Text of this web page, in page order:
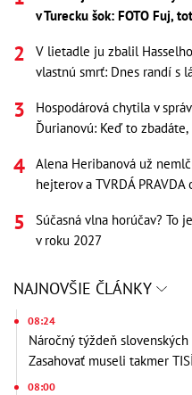
v Turecku šok: FOTO Fuj,
V lietadle ju zbalil
vlastnú smrť: Dnes randí s
Hospodárová chytila v
Ďurianovú: Keď to
Alena Heribanová už
hejterov a TVRDÁ PRAVDA
Súčasná vlna horúčav? To
v roku 2027
NAJNOVŠIE ČLÁNKY
08:24
Náročný týždeň
Zasahovať museli takmer
08:00